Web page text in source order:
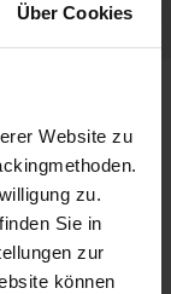
Über Cookies
Website zu
zu.
Sie in
zur
können
nova